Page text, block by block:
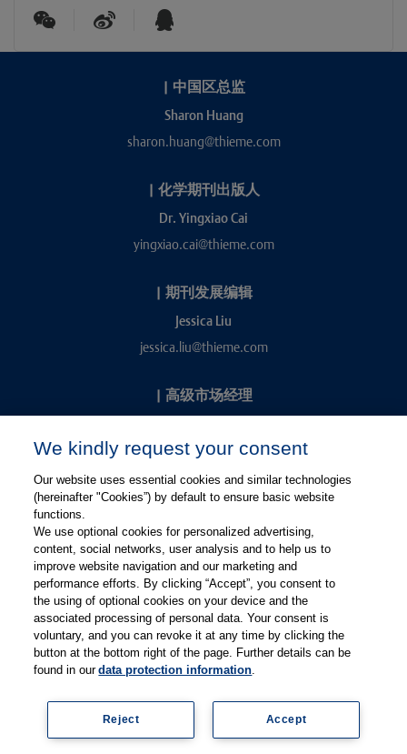
| 中国区总监
Sharon Huang
sharon.huang@thieme.com
| 化学期刊出版人
Dr. Yingxiao Cai
yingxiao.cai@thieme.com
| 期刊发展编辑
Jessica Liu
jessica.liu@thieme.com
| 高级市场经理
kevin.chang@thieme.com
关注微博
关注微信
有关Thieme图书翻译及版权业务，请联系：rights@thieme.de
| Thieme-Connect |
© Copyright 2025, 德国蒂墨出版集团（Thieme Publishers）版权
We kindly request your consent
Our website uses essential cookies and similar technologies
(hereinafter "Cookies”) by default to ensure basic website
functions.
We use optional cookies for personalized advertising,
content, social networks, user analysis and to help us to
improve website navigation and our marketing and
performance efforts. By clicking “Accept”, you consent to
the using of optional cookies on your device and the
associated processing of personal data. Your consent is
voluntary, and you can revoke it at any time by clicking the
button at the bottom right of the page. Further details can be
found in ourdata protection information.
Accept
Reject